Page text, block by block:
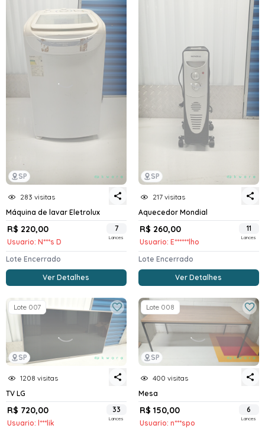
SP
283 visitas
Máquina de lavar Eletrolux
R$ 220,00
Usuario: N***s D
7
Lances
Lote Encerrado
Ver Detalhes
SP
217 visitas
Aquecedor Mondial
R$ 260,00
Usuario: E******lho
11
Lances
Lote Encerrado
Ver Detalhes
SP
Lote 007
1208 visitas
TV LG
R$ 720,00
Usuario: l***lik
33
Lances
SP
Lote 008
400 visitas
Mesa
R$ 150,00
Usuario: n***spo
6
Lances